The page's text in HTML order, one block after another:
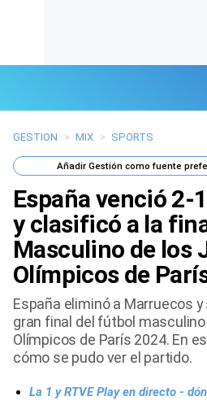
Últimas Noticias
Mi Bolsillo
Respuestas
Gente
Vida Laboral
Tendencias Mix
Sports
GESTION > MIX > SPORTS
AñadirGestión como fuente
España venció 2-
y clasificó a la
Masculino de los
Olímpicos de
España eliminó a Marruecos
gran final del fútbol
Olímpicos de París 2024. En
cómo se pudo ver el partido.
La 1 y RTVE Play en directo -